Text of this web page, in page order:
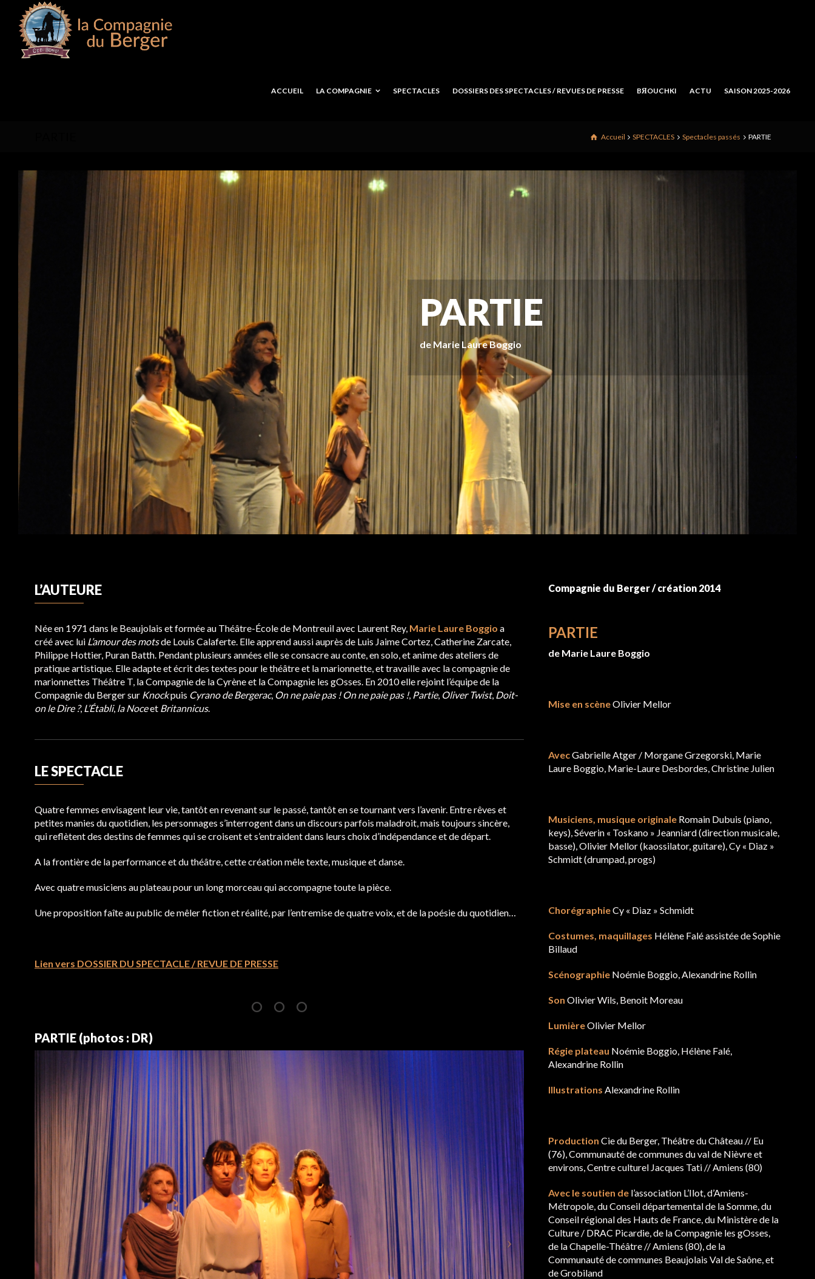
ACCUEIL LA COMPAGNIE SPECTACLES DOSSIERS DES SPECTACLES / REVUES DE PRESSE BЯOUCHKI ACTU SAISON 2025-2026
Accueil SPECTACLES Spectacles passés PARTIE
PARTIE
de Marie Laure Boggio
L’AUTEURE
Née en 1971 dans le Beaujolais et formée au Théâtre-École de Montreuil avec Laurent Rey, Marie Laure Boggio a
créé avec lui L’amour des motsde Louis Calaferte. Elle apprend aussi auprès de Luis Jaime Cortez, Catherine Zarcate,
Philippe Hottier, Puran Batth. Pendant plusieurs années elle se consacre au conte, en solo, et anime des ateliers de
pratique artistique. Elle adapte et écrit des textes pour le théâtre et la marionnette, et travaille avec la compagnie de
marionnettes Théâtre T, la Compagnie de la Cyrène et la Compagnie les gOsses. En 2010 elle rejoint l’équipe de la
Compagnie du Berger sur Knockpuis Cyrano de Bergerac, On ne paie pas ! On ne paie pas !, Partie, Oliver Twist, Doit-
on le Dire ?, L’Établi, la Noceet Britannicus.
LE SPECTACLE
Quatre femmes envisagent leur vie, tantôt en revenant sur le passé, tantôt en se tournant vers l’avenir. Entre rêves et
petites manies du quotidien, les personnages s’interrogent dans un discours parfois maladroit, mais toujours sincère,
qui reflètent des destins de femmes qui se croisent et s’entraident dans leurs choix d’indépendance et de départ.
A la frontière de la performance et du théâtre, cette création mêle texte, musique et danse.
Avec quatre musiciens au plateau pour un long morceau qui accompagne toute la pièce.
Une proposition faîte au public de mêler fiction et réalité, par l’entremise de quatre voix, et de la poésie du quotidien…
Lien vers DOSSIER DU SPECTACLE / REVUE DE PRESSE
PARTIE (photos : DR)
Compagnie du Berger / création 2014
PARTIE
de Marie Laure Boggio
Mise en scèneOlivier Mellor
AvecGabrielle Atger / Morgane Grzegorski, Marie
Laure Boggio, Marie-Laure Desbordes, Christine Julien
Musiciens, musique originale Romain Dubuis (piano,
keys), Séverin « Toskano » Jeanniard (direction musicale,
basse), Olivier Mellor (kaossilator, guitare), Cy « Diaz »
Schmidt (drumpad, progs)
ChorégraphieCy « Diaz » Schmidt
Costumes, maquillages Hélène Falé assistée de Sophie
Billaud
Scénographie Noémie Boggio, Alexandrine Rollin
Son Olivier Wils, Benoit Moreau
LumièreOlivier Mellor
Régie plateau Noémie Boggio, Hélène Falé,
Alexandrine Rollin
Illustrations Alexandrine Rollin
Production Cie du Berger, Théâtre du Château // Eu
(76), Communauté de communes du val de Nièvre et
environs, Centre culturel Jacques Tati // Amiens (80)
Avec le soutien de l’association L’Ilot, d’Amiens-
Métropole, du Conseil départemental de la Somme, du
Conseil régional des Hauts de France, du Ministère de la
Culture / DRAC Picardie, de la Compagnie les gOsses,
de la Chapelle-Théâtre // Amiens (80), de la
Communauté de communes Beaujolais Val de Saône, et
de Grobiland